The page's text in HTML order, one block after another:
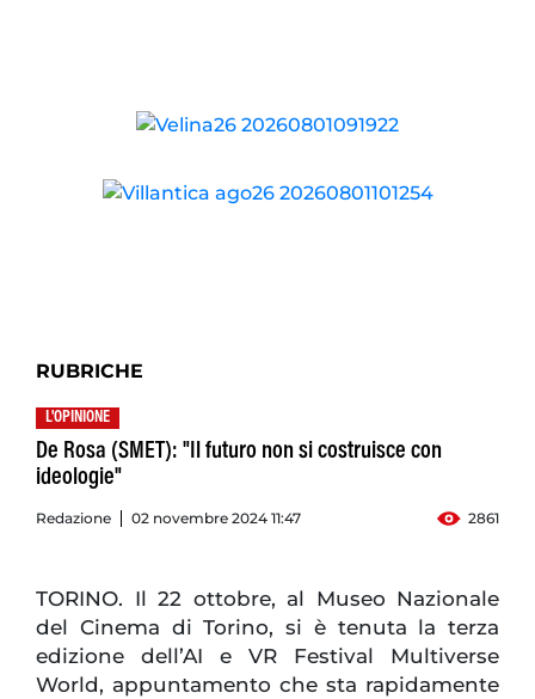
RUBRICHE
L'OPINIONE
De Rosa (SMET): "Il futuro non si costruisce con
ideologie"
Redazione 02 novembre 2024 11:47 2861
TORINO. Il 22 ottobre, al Museo Nazionale
del Cinema di Torino, si è tenuta la terza
edizione dell’AI e VR Festival Multiverse
World, appuntamento che sta rapidamente